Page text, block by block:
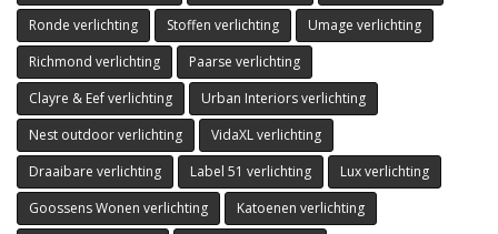
Ronde verlichting
Stoffen verlichting
Umage verlichting
Richmond verlichting
Paarse verlichting
Clayre & Eef verlichting
Urban Interiors verlichting
Nest outdoor verlichting
VidaXL verlichting
Draaibare verlichting
Label 51 verlichting
Lux verlichting
Goossens Wonen verlichting
Katoenen verlichting